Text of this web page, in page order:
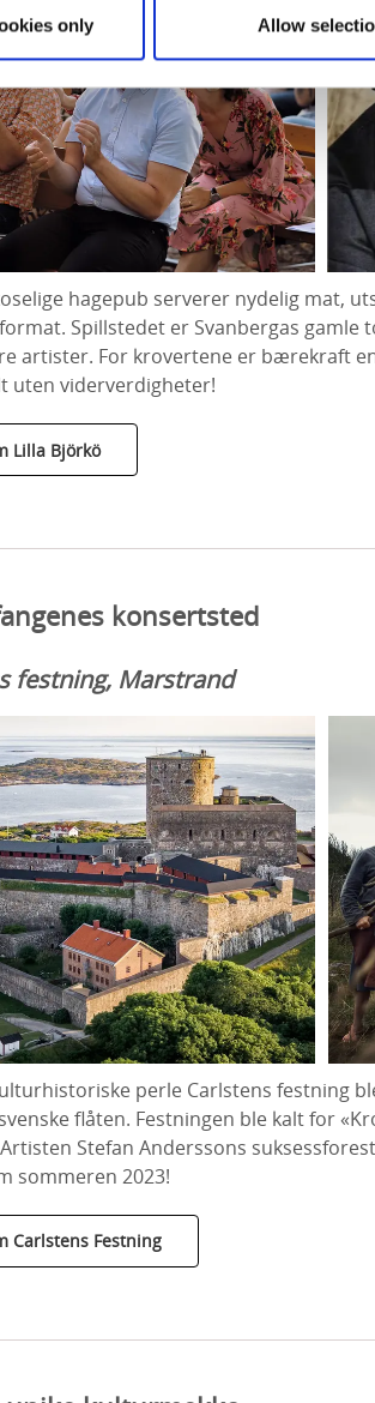
only Allow
hagepub serverer nydelig mat,
Spillstedet er Svanbergas
artister. For krovertene er bærekraft
uten viderverdigheter!
Lilla Björkö
konsertsted
festning, Marstrand
perle Carlstens festning
flåten. Festningen ble kalt for
Stefan Anderssons
sommeren 2023!
Carlstens Festning